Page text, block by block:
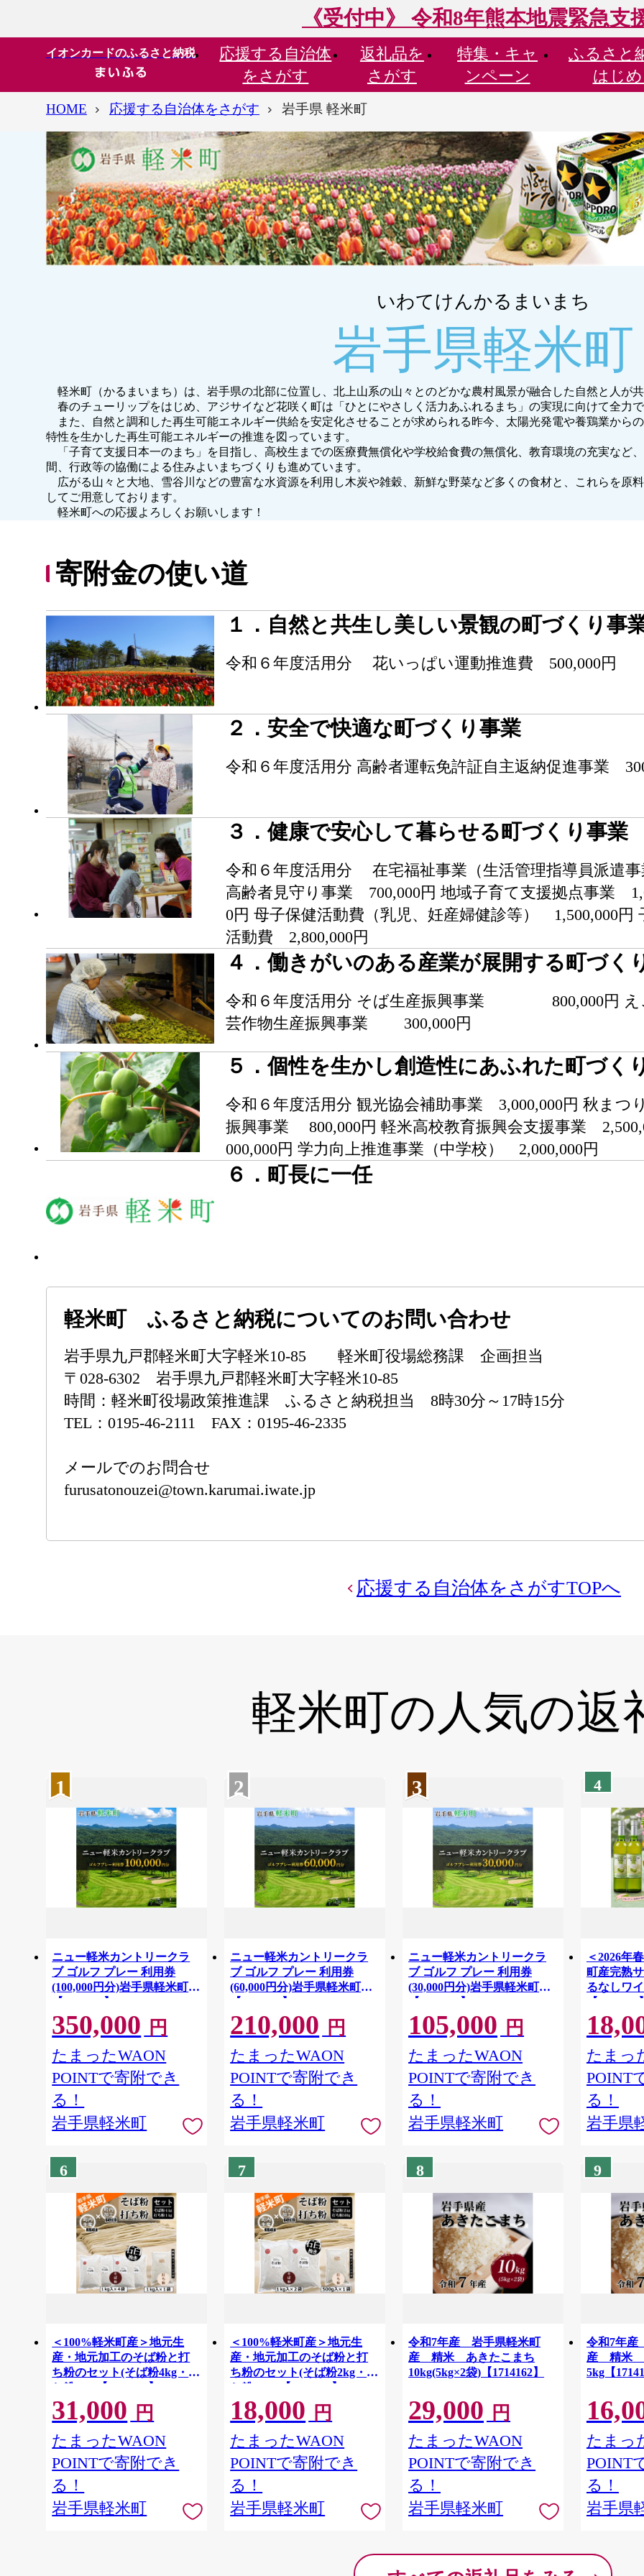
《受付中》 令和8年熊本地震緊急支
イオンカードのふるさと納税 応援する 自治体
をさがす
返礼品を
さがす
特集・ キャ
ンペーン
ふるさと
はじ
HOME 応援する自治体をさがす 岩手県 軽米町
いわてけんかるまいまち
岩手県軽米町
軽米町（かるまいまち）は、岩手県の北部に位置し、北上山系の山々とのどかな農村風景が融合した自然と人が
春のチューリップをはじめ、アジサイなど花咲く町は「ひとにやさしく活力あふれるまち」の実現に向けて全力
また、自然と調和した再生可能エネルギー供給を安定化させることが求められる昨今、太陽光発電や養鶏業から
特性を生かした再生可能エネルギーの推進を図っています。
「子育て支援日本一のまち」を目指し、高校生までの医療費無償化や学校給食費の無償化、教育環境の充実など
間、行政等の協働による住みよいまちづくりも進めています。
広がる山々と大地、雪谷川などの豊富な水資源を利用し木炭や雑穀、新鮮な野菜など多くの食材と、これらを原
してご用意しております。
軽米町への応援よろしくお願いします！
寄附金の使い道
１．自然と共生し美しい景観の町づくり事
令和６年度活用分 花いっぱい運動推進費 500,000円
２．安全で快適な町づくり事業
令和６年度活用分 高齢者運転免許証自主返納促進事業
３．健康で安心して暮らせる町づくり事業
令和６年度活用分 在宅福祉事業（生活管理指導員派遣
高齢者見守り事業 700,000円 地域子育て支援拠点事業
0円 母子保健活動費（乳児、妊産婦健診等） 1,500,000
活動費 2,800,000円
４．働きがいのある産業が展開する町づく
令和６年度活用分 そば生産振興事業 800,000円
芸作物生産振興事業 300,000円
５．個性を生かし創造性にあふれた町づく
令和６年度活用分 観光協会補助事業 3,000,000円 秋ま
振興事業 800,000円 軽米高校教育振興会支援事業
000,000円 学力向上推進事業（中学校） 2,000,000円
６．町長に一任
軽米町 ふるさと納税についてのお問い合わせ
岩手県九戸郡軽米町大字軽米10-85 軽米町役場総務課 企画担当
〒028-6302 岩手県九戸郡軽米町大字軽米10-85
時間：軽米町役場政策推進課 ふるさと納税担当 8時30分～17時15分
TEL：0195-46-2111 FAX：0195-46-2335
メールでのお問合せ
furusatonouzei@town.karumai.iwate.jp
応援する自治体をさがすTOPへ
軽米町の 人気の返
1
ニュー軽米カントリークラ
ブ ゴルフ プレー 利用券
(100,000円分)岩手県軽米町
【1746681】
350,000 円
たまったWAON
POINTで寄附でき
る！
岩手県軽米町
2
ニュー軽米カントリークラ
ブ ゴルフ プレー 利用券
(60,000円分)岩手県軽米町
【1746679】
210,000 円
たまったWAON
POINTで寄附でき
る！
岩手県軽米町
3
ニュー軽米カントリークラ
ブ ゴルフ プレー 利用券
(30,000円分)岩手県軽米町
【1746677】
105,000 円
たまったWAON
POINTで寄附でき
る！
岩手県軽米町
4
＜2026年
町産完熟
るなしワ
【1721321
たまっ
POINT
る！
岩手県
6
＜100%軽米町産＞地元生
産・地元加工のそば粉と打
ち粉のセット(そば粉4kg・打
ち粉1kg)【1722212】
31,000 円
たまったWAON
POINTで寄附でき
る！
岩手県軽米町
7
＜100%軽米町産＞地元生
産・地元加工のそば粉と打
ち粉のセット(そば粉2kg・打
ち粉500g)【1722205】
18,000 円
たまったWAON
POINTで寄附でき
る！
岩手県軽米町
8
令和7年産 岩手県軽米町
産 精米 あきたこまち
10kg(5kg×2袋)【1714162】
29,000 円
たまったWAON
POINTで寄附でき
る！
岩手県軽米町
9
令和7年
産 精米
5kg【
たまっ
POINT
る！
岩手県